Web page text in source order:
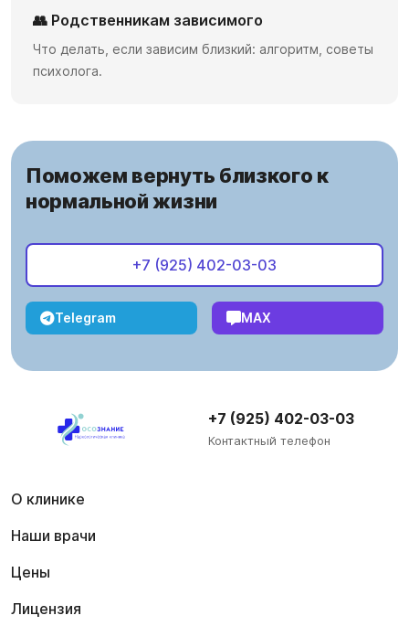
👥 Родственникам зависимого
Что делать, если зависим близкий: алгоритм, советы
психолога.
Поможем вернуть близкого к
нормальной жизни
+7 (925) 402-03-03
Telegram MAX
+7 (925) 402-03-03
Контактный телефон
О клинике
Наши врачи
Цены
Лицензия